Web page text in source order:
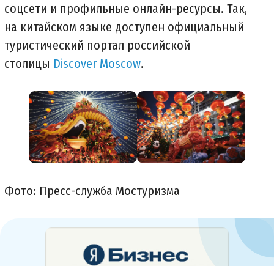
соцсети и профильные онлайн-ресурсы. Так,
на китайском языке доступен официальный
туристический портал российской
столицы Discover Moscow.
Фото: Пресс-служба Мостуризма